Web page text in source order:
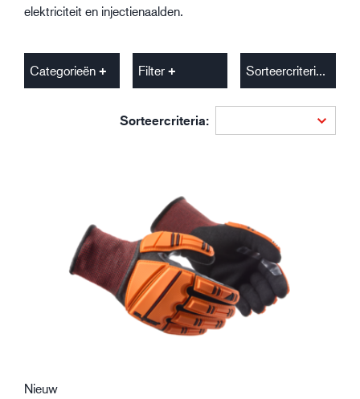
elektriciteit en injectienaalden.
Categorieën Filter Sorteercriteria
Sorteercriteria:
Nieuw